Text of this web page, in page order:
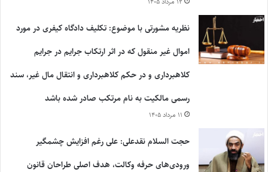
نظریه مشورتی با موضوع: تکلیف دادگاه کیفری در مورد
اموال غیر منقول که در اثر ارتکاب جرایم در جرایم
کلاهبرداری و در حکم کلاهبرداری و انتقال مال غیر، سند
رسمی مالکیت به نام مرتکب صادر شده باشد
۱۱ مرداد ۱۴۰۵
حجت السلام نقدعلی: علی رغم افزایش چشمگیر
ورودی‌های حرفه وکالت، هدف اصلی طراحان قانون